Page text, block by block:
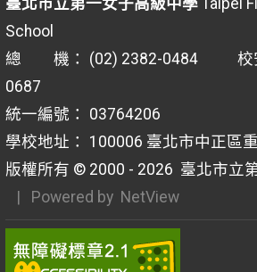
臺北市立第一女子高級中學Taipei
School
總 機： (02) 2382-0484 校安
0687
統一編號： 03764206
學校地址： 100006 臺北市中正區
版權所有 © 2000 - 2026 臺北市立
| Powered by NetView